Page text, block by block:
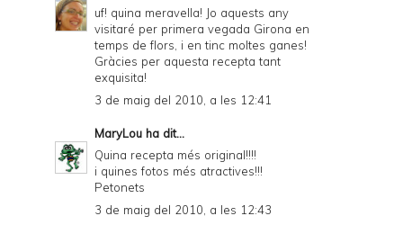
uf! quina meravella! Jo aquests any
visitaré per primera vegada Girona en
temps de flors, i en tinc moltes ganes!
Gràcies per aquesta recepta tant
exquisita!
3 de maig del 2010, a les 12:41
MaryLou ha dit...
Quina recepta més original!!!!
i quines fotos més atractives!!!
Petonets
3 de maig del 2010, a les 12:43